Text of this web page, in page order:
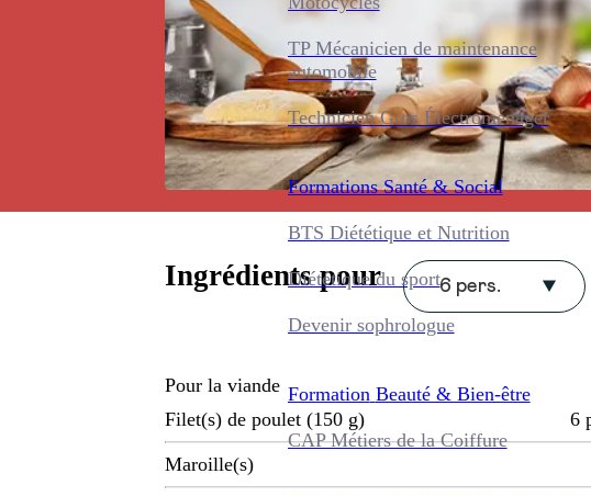
TP Mécanicien de maintenance
automobile
Technicien Gros Électroménager
Formations Santé & Social
BTS Diététique et Nutrition
Diététique du sport
Devenir sophrologue
Formation Beauté & Bien-être
CAP Métiers de la Coiffure
Ingrédients pour 6 pers.
Pour la viande
Filet(s) de poulet (150 g)
6
Maroille(s)